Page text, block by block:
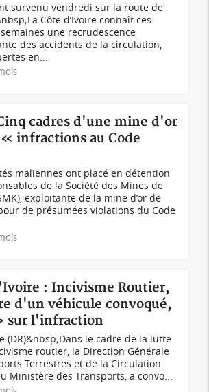
survenu vendredi sur la route de
Côte d’Ivoire connaît ces
une recrudescence
des accidents de la circulation,
en...
cadres d'une mine d'or
infractions au Code
maliennes ont placé en détention
de la Société des Mines de
exploitante de la mine d’or de
de présumées violations du Code
: Incivisme Routier,
d'un véhicule convoqué,
sur l'infraction
(DR)&nbsp;Dans le cadre de la lutte
routier, la Direction Générale
Terrestres et de la Circulation
Ministère des Transports, a convo...